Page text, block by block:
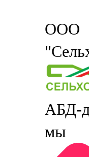
ООО
АБД-
мы